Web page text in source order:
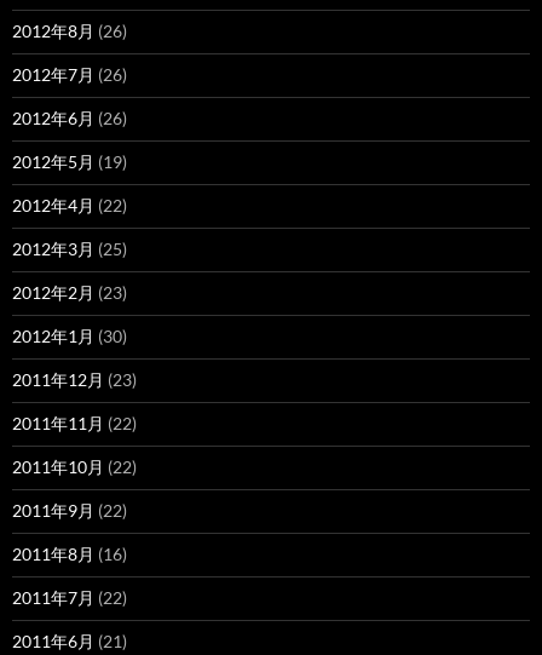
2012年8月 (26)
2012年7月 (26)
2012年6月 (26)
2012年5月 (19)
2012年4月 (22)
2012年3月 (25)
2012年2月 (23)
2012年1月 (30)
2011年12月 (23)
2011年11月 (22)
2011年10月 (22)
2011年9月 (22)
2011年8月 (16)
2011年7月 (22)
2011年6月 (21)